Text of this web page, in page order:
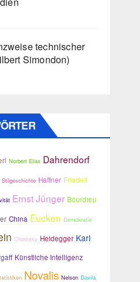
technischer
Simondon)
Norbert Elias Dahrendorf
Stilgeschichte Haffner Friedell
Ernst Jünger Bourdieu
China Eucken Demokratie
Chomsky Heidegger Karl
Künstliche Intelligenz
Novalis Nelson Davilá